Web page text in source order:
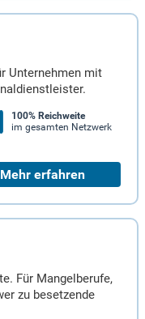
Unternehmen mit
100% Reichweite
im gesamten Netzwerk
Mehr erfahren
Für Mangelberufe,
zu besetzende